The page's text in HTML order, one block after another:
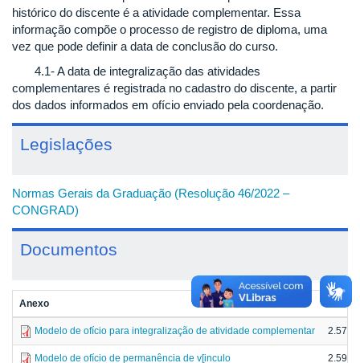
histórico do discente é a atividade complementar. Essa
informação compõe o processo de registro de diploma, uma
vez que pode definir a data de conclusão do curso.
4.1- A data de integralização das atividades
complementares é registrada no cadastro do discente, a partir
dos dados informados em ofício enviado pela coordenação.
Legislações
Normas Gerais da Graduação (Resolução 46/2022 –
CONGRAD)
Documentos
Anexo
Modelo de ofício para integralização de atividade complementar 2.57
Modelo de ofício de permanência de v[inculo 2.59